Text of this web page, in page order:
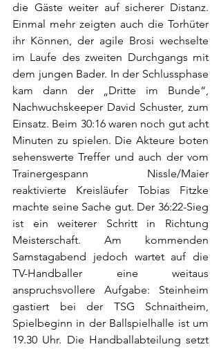
die Gäste weiter auf sicherer Distanz.
Einmal mehr zeigten auch die Torhüter
ihr Können, der agile Brosi wechselte
im Laufe des zweiten Durchgangs mit
dem jungen Bader. In der Schlussphase
kam dann der „Dritte im Bunde“,
Nachwuchskeeper David Schuster, zum
Einsatz. Beim 30:16 waren noch gut acht
Minuten zu spielen. Die Akteure boten
sehenswerte Treffer und auch der vom
Trainergespann Nissle/Maier
reaktivierte Kreisläufer Tobias Fitzke
machte seine Sache gut. Der 36:22-Sieg
ist ein weiterer Schritt in Richtung
Meisterschaft. Am kommenden
Samstagabend jedoch wartet auf die
TV-Handballer eine weitaus
anspruchsvollere Aufgabe: Steinheim
gastiert bei der TSG Schnaitheim,
Spielbeginn in der Ballspielhalle ist um
19.30 Uhr. Die Handballabteilung setzt